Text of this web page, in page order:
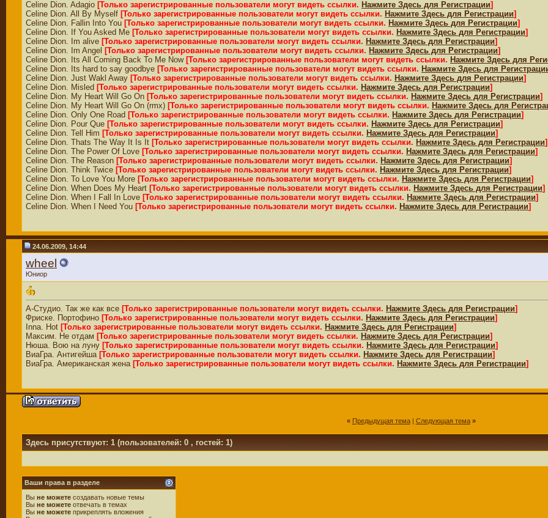
Celine Dion. Adagio [Только зарегистрированные пользователи могут видеть ссылки. Нажмите Здесь для Регистрации]
Celine Dion. All By Myself [Только зарегистрированные пользователи могут видеть ссылки. Нажмите Здесь для Регистрации]
Celine Dion. Fallin Into You [Только зарегистрированные пользователи могут видеть ссылки. Нажмите Здесь для Регистрации]
Celine Dion. If You Asked Me [Только зарегистрированные пользователи могут видеть ссылки. Нажмите Здесь для Регистрации]
Celine Dion. Im alive [Только зарегистрированные пользователи могут видеть ссылки. Нажмите Здесь для Регистрации]
Celine Dion. Im Angel [Только зарегистрированные пользователи могут видеть ссылки. Нажмите Здесь для Регистрации]
Celine Dion. Its All Coming Back To Me Now [Только зарегистрированные пользователи могут видеть ссылки. Нажмите Здесь для
Celine Dion. Its hard to say goodbye [Только зарегистрированные пользователи могут видеть ссылки. Нажмите Здесь для
Celine Dion. Just Wakl Away [Только зарегистрированные пользователи могут видеть ссылки. Нажмите Здесь для Регистрации]
Celine Dion. Misled [Только зарегистрированные пользователи могут видеть ссылки. Нажмите Здесь для Регистрации]
Celine Dion. My Heart Will Go On [Только зарегистрированные пользователи могут видеть ссылки. Нажмите Здесь для Регистрации]
Celine Dion. My Heart Will Go On (rmx) [Только зарегистрированные пользователи могут видеть ссылки. Нажмите Здесь для
Celine Dion. Only One Road [Только зарегистрированные пользователи могут видеть ссылки. Нажмите Здесь для Регистрации]
Celine Dion. Pour Que [Только зарегистрированные пользователи могут видеть ссылки. Нажмите Здесь для Регистрации]
Celine Dion. Tell Him [Только зарегистрированные пользователи могут видеть ссылки. Нажмите Здесь для Регистрации]
Celine Dion. Thats The Way It Is It [Только зарегистрированные пользователи могут видеть ссылки. Нажмите Здесь для Регистрации]
Celine Dion. The Power Of Love [Только зарегистрированные пользователи могут видеть ссылки. Нажмите Здесь для Регистрации]
Celine Dion. The Reason [Только зарегистрированные пользователи могут видеть ссылки. Нажмите Здесь для Регистрации]
Celine Dion. Think Twice [Только зарегистрированные пользователи могут видеть ссылки. Нажмите Здесь для Регистрации]
Celine Dion. To Love You More [Только зарегистрированные пользователи могут видеть ссылки. Нажмите Здесь для Регистрации]
Celine Dion. When Does My Heart [Только зарегистрированные пользователи могут видеть ссылки. Нажмите Здесь для Регистрации]
Celine Dion. When I Fall In Love [Только зарегистрированные пользователи могут видеть ссылки. Нажмите Здесь для Регистрации]
Celine Dion. When I Need You [Только зарегистрированные пользователи могут видеть ссылки. Нажмите Здесь для Регистрации]
24.06.2009, 14:44
wheel
Юниор
А-Студио. Так же как все [Только зарегистрированные пользователи могут видеть ссылки. Нажмите Здесь для Регистрации]
Фриске. Портофино [Только зарегистрированные пользователи могут видеть ссылки. Нажмите Здесь для Регистрации]
Inna. Hot [Только зарегистрированные пользователи могут видеть ссылки. Нажмите Здесь для Регистрации]
Максим. Не отдам [Только зарегистрированные пользователи могут видеть ссылки. Нажмите Здесь для Регистрации]
Нюша. Вою на луну [Только зарегистрированные пользователи могут видеть ссылки. Нажмите Здесь для Регистрации]
ВиаГра. Антигейша [Только зарегистрированные пользователи могут видеть ссылки. Нажмите Здесь для Регистрации]
ВиаГра. Американская жена [Только зарегистрированные пользователи могут видеть ссылки. Нажмите Здесь для Регистрации]
« Предыдущая тема| Следующая тема »
Здесь присутствуют: 1 (пользователей: 0 , гостей: 1)
Ваши права в разделе
Вы не можете создавать новые темы
Вы не можете отвечать в темах
Вы не можете прикреплять вложения